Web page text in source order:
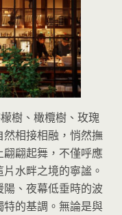
樹、橄欖樹、玫瑰
相接相融，悄然撫
翩起舞，不僅呼應
水畔之境的寧謐。
、夜幕低垂時的波
的基調。無論是與